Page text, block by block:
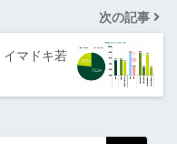
次の記事
イマドキ若